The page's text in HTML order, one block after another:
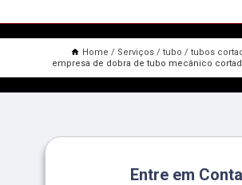
Home Serviços tubo
tubos
empresa de dobra de tubo mecânico
Entre em